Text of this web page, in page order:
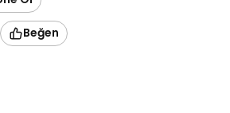
Beğen